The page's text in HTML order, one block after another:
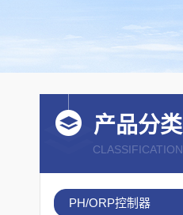
产品分类
CLASSIFICATION
PH/ORP控制器